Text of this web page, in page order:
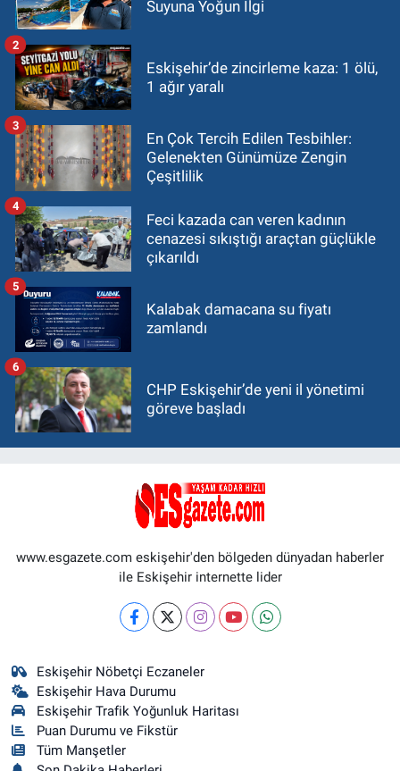
Suyuna Yoğun İlgi
Eskişehir’de zincirleme kaza: 1 ölü,
1 ağır yaralı
2
En Çok Tercih Edilen Tesbihler:
Gelenekten Günümüze Zengin
Çeşitlilik
3
Feci kazada can veren kadının
cenazesi sıkıştığı araçtan güçlükle
çıkarıldı
4
Kalabak damacana su fiyatı
zamlandı
5
CHP Eskişehir’de yeni il yönetimi
göreve başladı
6
www.esgazete.com eskişehir'den bölgeden dünyadan haberler
ile Eskişehir internette lider
Eskişehir Nöbetçi Eczaneler
Eskişehir Hava Durumu
Eskişehir Trafik Yoğunluk Haritası
Puan Durumu ve Fikstür
Tüm Manşetler